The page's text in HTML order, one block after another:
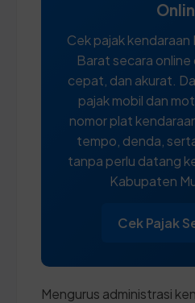
Cek pajak
Barat secara online
cepat, dan akurat.
pajak mobil dan
nomor plat
tempo, denda,
tanpa perlu datang
Kabupaten
Cek Pajak
Mengurus administrasi